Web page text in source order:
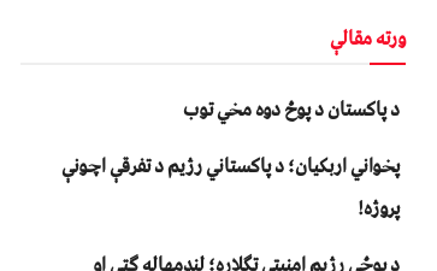
ورته مقالې
د پاکستان د پوځ دوه مخي توب
پخواني اربکیان؛ د پاکستاني رژیم د تفرقې اچونې
پروژه!